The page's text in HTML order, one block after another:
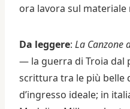
ora lavora sul
Da leggere: La Canzone
— la guerra di Troia dal
scrittura tra le più belle
d’ingresso ideale; in